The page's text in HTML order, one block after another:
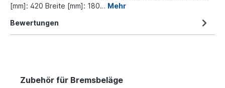
[mm]: 420 Breite [mm]: 180… Mehr
Bewertungen
Zubehör für Bremsbeläge